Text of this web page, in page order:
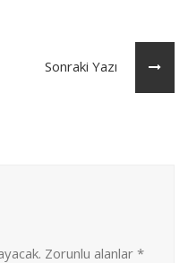
Sonraki Yazı
Zorunlu alanlar *